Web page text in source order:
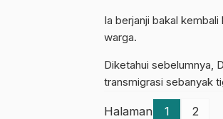
Ia berjanji bakal
warga.
Diketahui sebelumnya,
transmigrasi sebanyak
Halaman 1 2